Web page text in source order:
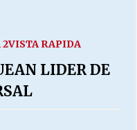
2VISTA RAPIDA
LIDER DE